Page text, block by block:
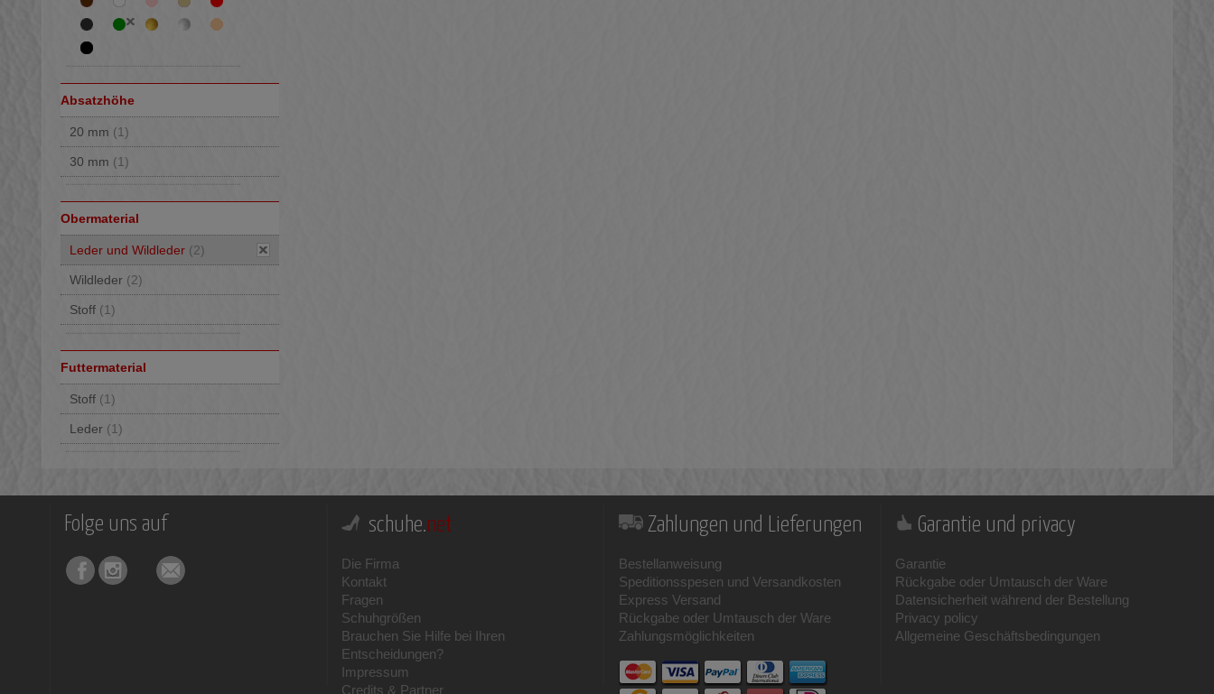
Absatzhöhe
20 mm (1)
30 mm (1)
Obermaterial
Leder und Wildleder (2)
Wildleder (2)
Stoff (1)
Futtermaterial
Stoff (1)
Leder (1)
Folge uns auf schuhe.net
Die Firma
Kontakt
Fragen
Schuhgrößen
Brauchen Sie Hilfe bei Ihren
Entscheidungen?
Impressum
Credits & Partner
Zahlungen und Lieferungen
Bestellanweisung
Speditionsspesen und Versandkosten
Express Versand
Rückgabe oder Umtausch der Ware
Zahlungsmöglichkeiten
Garantie und privacy
Garantie
Rückgabe oder Umtausch der Ware
Datensicherheit während der Bestellung
Privacy policy
Allgemeine Geschäftsbedingungen